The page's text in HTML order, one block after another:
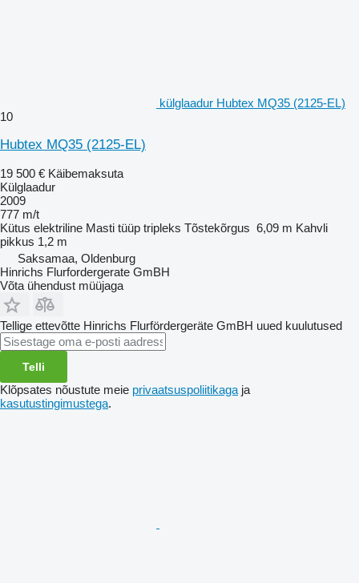
külglaadur Hubtex MQ35 (2125-EL)
10
Hubtex MQ35 (2125-EL)
19 500 € Käibemaksuta
Külglaadur
2009
777 m/t
Kütus elektriline Masti tüüp tripleks Tõstekõrgus 6,09 m Kahvli
pikkus 1,2 m
Saksamaa, Oldenburg
Hinrichs Flurfordergerate GmBH
Võta ühendust müüjaga
Tellige ettevõtte Hinrichs Flurfördergeräte GmBH uued kuulutused
Telli
Klõpsates nõustute meie privaatsuspoliitikaga ja
kasutustingimustega.